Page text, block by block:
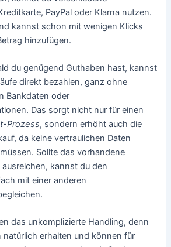
PayPal oder Klarna nutzen.
kannst schon mit wenigen Klicks
hinzufügen.
du genügend Guthaben hast, kannst
direkt bezahlen, ganz ohne
Bankdaten oder
Das sorgt nicht nur für einen
Prozess, sondern erhöht auch die
da keine vertraulichen Daten
Sollte das vorhandene
kannst du den
mit einer anderen
das unkomplizierte Handling, denn
natürlich erhalten und können für